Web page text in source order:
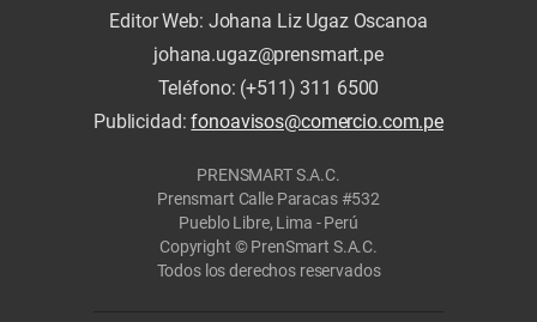
Editor Web: Johana Liz Ugaz Oscanoa
johana.ugaz@prensmart.pe
Teléfono: (+511) 311 6500
Publicidad:fonoavisos@comercio.com.pe
PRENSMART S.A.C.
Prensmart Calle Paracas #532
Pueblo Libre, Lima - Perú
Copyright © PrenSmart S.A.C.
Todos los derechos reservados